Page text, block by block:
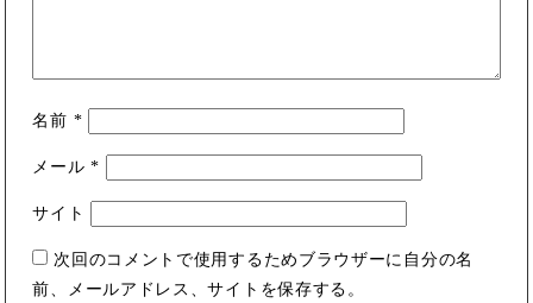
名前 *
メール*
サイト
次回のコメントで使用するためブラウザーに自分の名
前、メールアドレス、サイトを保存する。